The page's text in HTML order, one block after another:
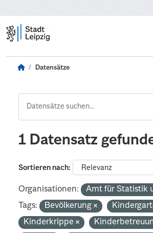
Datensätze
1 Datensatz
Sortieren nach
Organisationen:
Amt für Statistik
Tags:
Bevölkerung
Kinderkrippe